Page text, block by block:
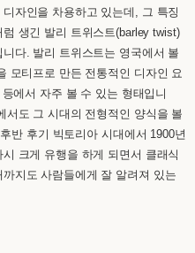
자인을 차용하고 있는데, 그 특징
생긴 발리 트위스트(barley twist)
다. 발리 트위스트는 영국에서 볼
모티프로 만든 전통적인 디자인 요
에서 자주 볼 수 있는 형태입니
서도 그 시대의 전형적인 양식을 볼
반 후기 빅토리아 시대에서 1900년
크게 유행을 하게 되면서 클래식
지도 사람들에게 잘 알려져 있는